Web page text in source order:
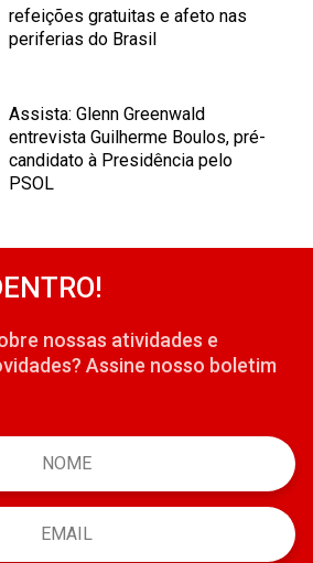
refeições gratuitas e afeto nas
periferias do Brasil
Assista: Glenn Greenwald
entrevista Guilherme Boulos, pré-
candidato à Presidência pelo
PSOL
nossas atividades e
Assine nosso boletim